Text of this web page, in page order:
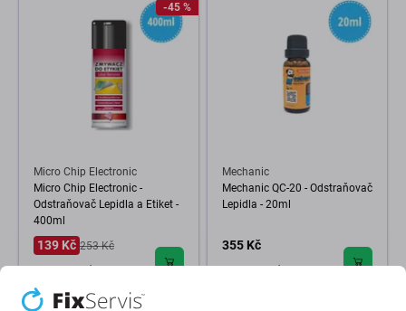
-45 %
Micro Chip Electronic
Micro Chip Electronic -
Odstraňovač Lepidla a Etiket -
400ml
139 Kč 253 Kč
SKLADEM 3 ks
Mechanic
Mechanic QC-20 - Odstraňovač
Lepidla - 20ml
355 Kč
SKLADEM 2 ks